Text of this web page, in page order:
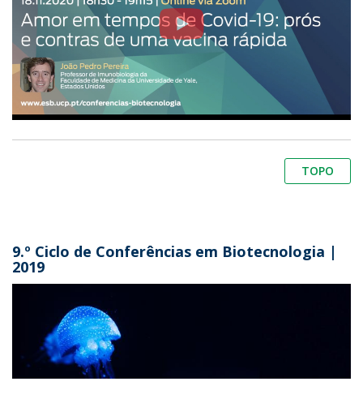
TOPO
9.º Ciclo de Conferências em Biotecnologia |
2019